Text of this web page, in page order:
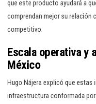
que este producto ayudará a
comprendan mejor su relación
competitivo.
Escala operativa y
México
Hugo Nájera explicó que estas
infraestructura conformada